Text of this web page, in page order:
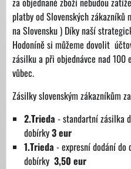
platby od Slovenských zákazníků
na Slovensku ) Díky naší
Hodoníně si můžeme dovolit
zásilku a při objednávce nad 100
vůbec.
Zásilky slovenským zákazníkům
2.Trieda - standartní zásilka
dobírky3 eur
1.Trieda - expresní dodání do
dobírky 3,50 eur